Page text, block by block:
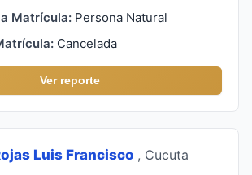
Matrícula: Persona Natural
Cancelada
Ver reporte
Luis Francisco , Cucuta